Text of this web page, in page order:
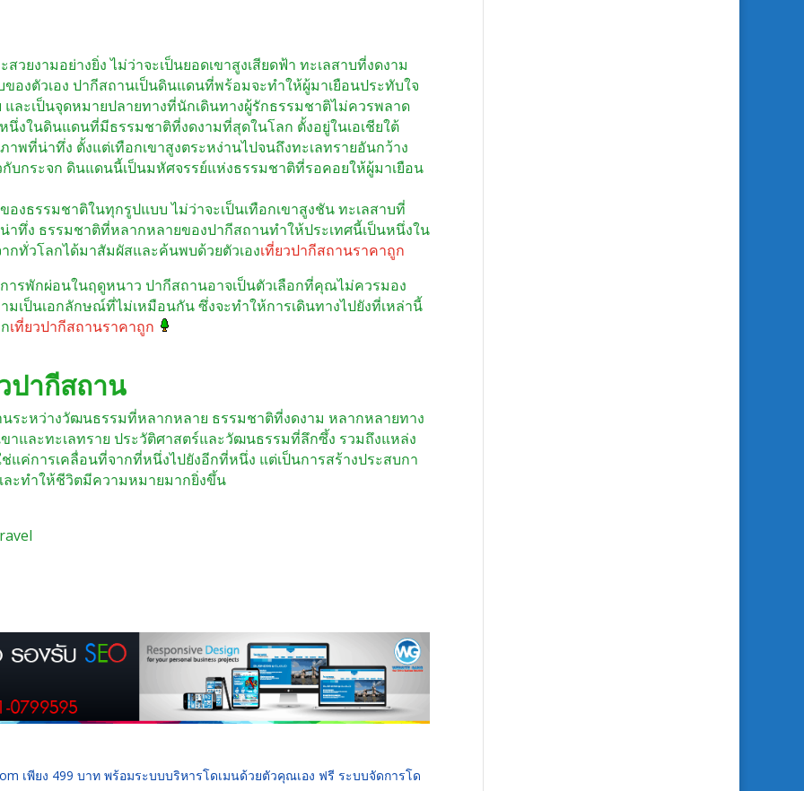
ยงามอย่างยิ่ง ไม่ว่าจะเป็นยอดเขาสูงเสียดฟ้า ทะเลสาบที่งดงาม
องตัวเอง ปากีสถานเป็นดินแดนที่พร้อมจะทำให้ผู้มาเยือนประทับใจ
ละเป็นจุดหมายปลายทางที่นักเดินทางผู้รักธรรมชาติไม่ควรพลาด
นึ่งในดินแดนที่มีธรรมชาติที่งดงามที่สุดในโลก ตั้งอยู่ในเอเชียใต้
ที่น่าทึ่ง ตั้งแต่เทือกเขาสูงตระหง่านไปจนถึงทะเลทรายอันกว้าง
บกระจก ดินแดนนี้เป็นมหัศจรรย์แห่งธรรมชาติที่รอคอยให้ผู้มาเยือน
งธรรมชาติในทุกรูปแบบ ไม่ว่าจะเป็นเทือกเขาสูงชัน ทะเลสาบที่
าทึ่ง ธรรมชาติที่หลากหลายของปากีสถานทำให้ประเทศนี้เป็นหนึ่งใน
กทั่วโลกได้มาสัมผัสและค้นพบด้วยตัวเองเที่ยวปากีสถานราคาถูก
รพักผ่อนในฤดูหนาว ปากีสถานอาจเป็นตัวเลือกที่คุณไม่ควรมอง
เป็นเอกลักษณ์ที่ไม่เหมือนกัน ซึ่งจะทำให้การเดินทางไปยังที่เหล่านี้
เที่ยวปากีสถานราคาถูก
ปากีสถาน
ระหว่างวัฒนธรรมที่หลากหลาย ธรรมชาติที่งดงาม หลากหลายทาง
าและทะเลทราย ประวัติศาสตร์และวัฒนธรรมที่ลึกซึ้ง รวมถึงแหล่ง
ช่แค่การเคลื่อนที่จากที่หนึ่งไปยังอีกที่หนึ่ง แต่เป็นการสร้างประสบกา
ะทำให้ชีวิตมีความหมายมากยิ่งขึ้น
เพียง 499 บาท พร้อมระบบบริหารโดเมนด้วยตัวคุณเอง ฟรี ระบบจัดการโด